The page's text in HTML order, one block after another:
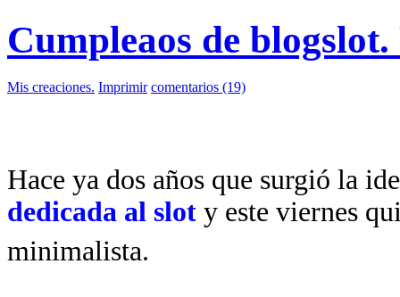
Cumpleaos de
Mis creaciones. Imprimir comentarios (19)
Hace ya dos años que surgió la
dedicada al slot y este viernes
minimalista.